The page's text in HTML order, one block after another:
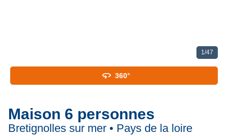
1/47
360 360°
Maison 6 personnes
Bretignolles sur mer • Pays de la loire